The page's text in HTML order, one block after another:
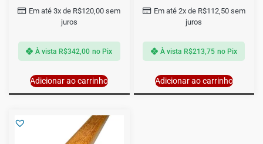
Em até 3x de R$120,00 sem
juros
À vista R$342,00 no Pix
Adicionar ao carrinho
Em até 2x de R$112,50sem
juros
À vista R$213,75 no Pix
Adicionar ao carrinho